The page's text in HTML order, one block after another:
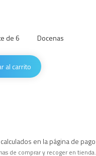
de 6 Docenas
al carrito
en la página de pago
de comprar y recoger en tienda.